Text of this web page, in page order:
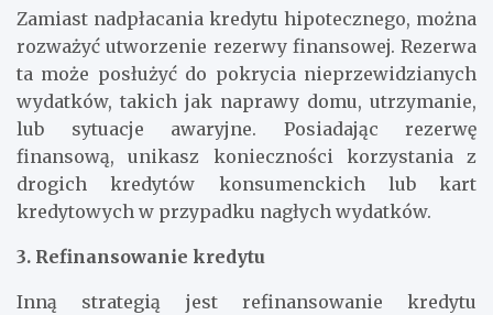
2. Utworzenie rezerwy finansowej
Zamiast nadpłacania kredytu hipotecznego, można
rozważyć utworzenie rezerwy finansowej. Rezerwa
ta może posłużyć do pokrycia nieprzewidzianych
wydatków, takich jak naprawy domu, utrzymanie,
lub sytuacje awaryjne. Posiadając rezerwę
finansową, unikasz konieczności korzystania z
drogich kredytów konsumenckich lub kart
kredytowych w przypadku nagłych wydatków.
3. Refinansowanie kredytu